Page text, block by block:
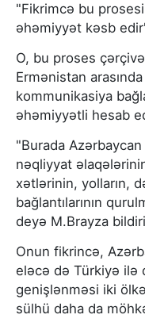
"Fikrimcə bu
əhəmiyyət kəsb
O, bu proses
Ermənistan
kommunikasiya
əhəmiyyətli hesab
"Burada
nəqliyyat
xətlərinin, yolların,
bağlantılarının
deyə M.Brayza
Onun fikrincə,
eləcə də Türkiyə ilə
genişlənməsi iki
sülhü daha da